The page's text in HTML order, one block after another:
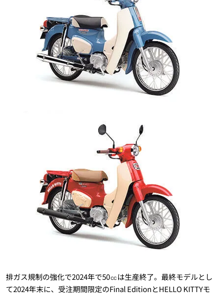
排ガス規制の強化で2024年で50㏄は生産終了。最終モデルとし
て2024年末に、受注期間限定のFinal EditionとHELLO KITTYモ